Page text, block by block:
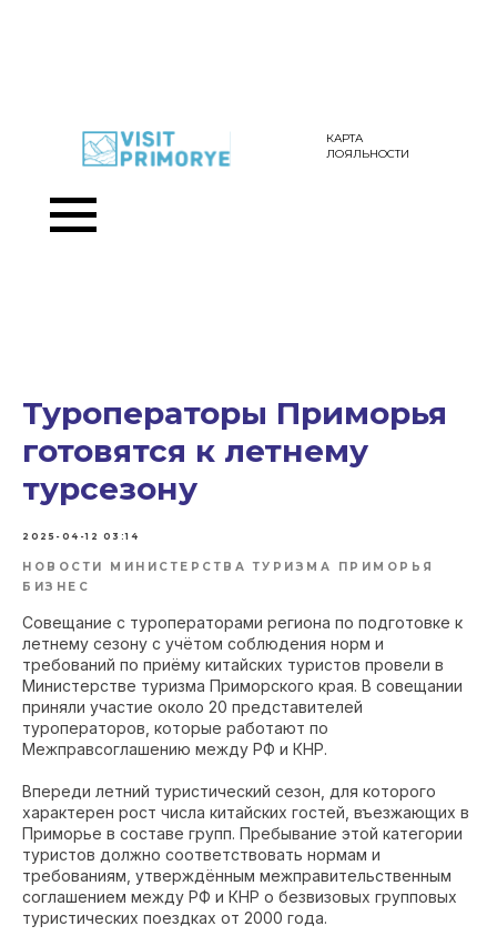
КАРТА
ЛОЯЛЬНОСТИ
Туроператоры Приморья
готовятся к летнему
турсезону
2025-04-12 03:14
НОВОСТИ МИНИСТЕРСТВА ТУРИЗМА ПРИМОРЬЯ
БИЗНЕС
Совещание с туроператорами региона по подготовке к
летнему сезону с учётом соблюдения норм и
требований по приёму китайских туристов провели в
Министерстве туризма Приморского края. В совещании
приняли участие около 20 представителей
туроператоров, которые работают по
Межправсоглашению между РФ и КНР.
Впереди летний туристический сезон, для которого
характерен рост числа китайских гостей, въезжающих в
Приморье в составе групп. Пребывание этой категории
туристов должно соответствовать нормам и
требованиям, утверждённым межправительственным
соглашением между РФ и КНР о безвизовых групповых
туристических поездках от 2000 года.